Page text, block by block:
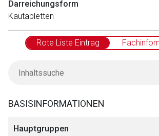
Darreichungsform
Kautabletten
Rote Liste Eintrag
BASISINFORMATIONEN
Hauptgruppen